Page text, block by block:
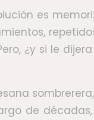
es
¿y si le
de